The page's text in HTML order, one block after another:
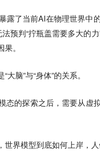
露了当前AI在物理世界
预判“拧瓶盖需要多大的
。
脑”与“身体”的关系。
态的探索之后，需要从虚
界模型到底如何上岸，人